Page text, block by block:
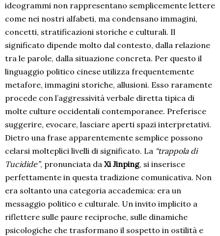
ideogrammi non rappresentano semplicemente lettere
come nei nostri alfabeti, ma condensano immagini,
concetti, stratificazioni storiche e culturali. Il
significato dipende molto dal contesto, dalla relazione
tra le parole, dalla situazione concreta. Per questo il
linguaggio politico cinese utilizza frequentemente
metafore, immagini storiche, allusioni. Esso raramente
procede con l’aggressività verbale diretta tipica di
molte culture occidentali contemporanee. Preferisce
suggerire, evocare, lasciare aperti spazi interpretativi.
Dietro una frase apparentemente semplice possono
celarsi molteplici livelli di significato. La “trappola di
Tucidide”, pronunciata da Xi Jinping, si inserisce
perfettamente in questa tradizione comunicativa. Non
era soltanto una categoria accademica: era un
messaggio politico e culturale. Un invito implicito a
riflettere sulle paure reciproche, sulle dinamiche
psicologiche che trasformano il sospetto in ostilità e